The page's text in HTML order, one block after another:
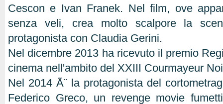
Cescon e Ivan Franek. Nel film, ove
senza veli, crea molto scalpore la
protagonista con Claudia Gerini.
Nel dicembre 2013 ha ricevuto il premio
cinema nell'ambito del XXIII Courmayeur
Nel 2014 Ã¨ la protagonista del
Federico Greco, un revenge movie